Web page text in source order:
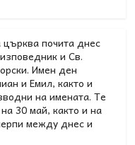
почита днес
и Св.
Имен ден
и Емил, както и
на имената. Те
30 май, както и на
между днес и